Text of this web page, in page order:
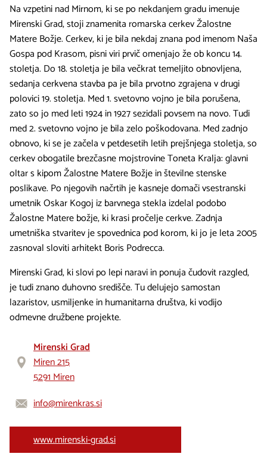
Na vzpetini nad Mirnom, ki se po nekdanjem gradu imenuje
Mirenski Grad, stoji znamenita romarska cerkev Žalostne
Matere Božje. Cerkev, ki je bila nekdaj znana pod imenom Naša
Gospa pod Krasom, pisni viri prvič omenjajo že ob koncu 14.
stoletja. Do 18. stoletja je bila večkrat temeljito obnovljena,
sedanja cerkvena stavba pa je bila prvotno zgrajena v drugi
polovici 19. stoletja. Med 1. svetovno vojno je bila porušena,
zato so jo med leti 1924 in 1927 sezidali povsem na novo. Tudi
med 2. svetovno vojno je bila zelo poškodovana. Med zadnjo
obnovo, ki se je začela v petdesetih letih prejšnjega stoletja, so
cerkev obogatile brezčasne mojstrovine Toneta Kralja: glavni
oltar s kipom Žalostne Matere Božje in številne stenske
poslikave. Po njegovih načrtih je kasneje domači vsestranski
umetnik Oskar Kogoj iz barvnega stekla izdelal podobo
Žalostne Matere božje, ki krasi pročelje cerkve. Zadnja
umetniška stvaritev je spovednica pod korom, ki jo je leta 2005
zasnoval sloviti arhitekt Boris Podrecca.
Mirenski Grad, ki slovi po lepi naravi in ponuja čudovit razgled,
je tudi znano duhovno središče. Tu delujejo samostan
lazaristov, usmiljenke in humanitarna društva, ki vodijo
odmevne družbene projekte.
Mirenski Grad
Miren 215
5291 Miren
info@mirenkras.si
www.mirenski-grad.si